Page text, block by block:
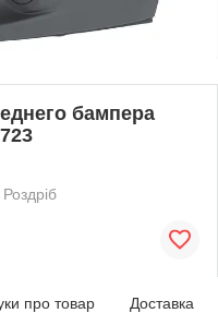
бампера
Роздріб
про товар Доставка